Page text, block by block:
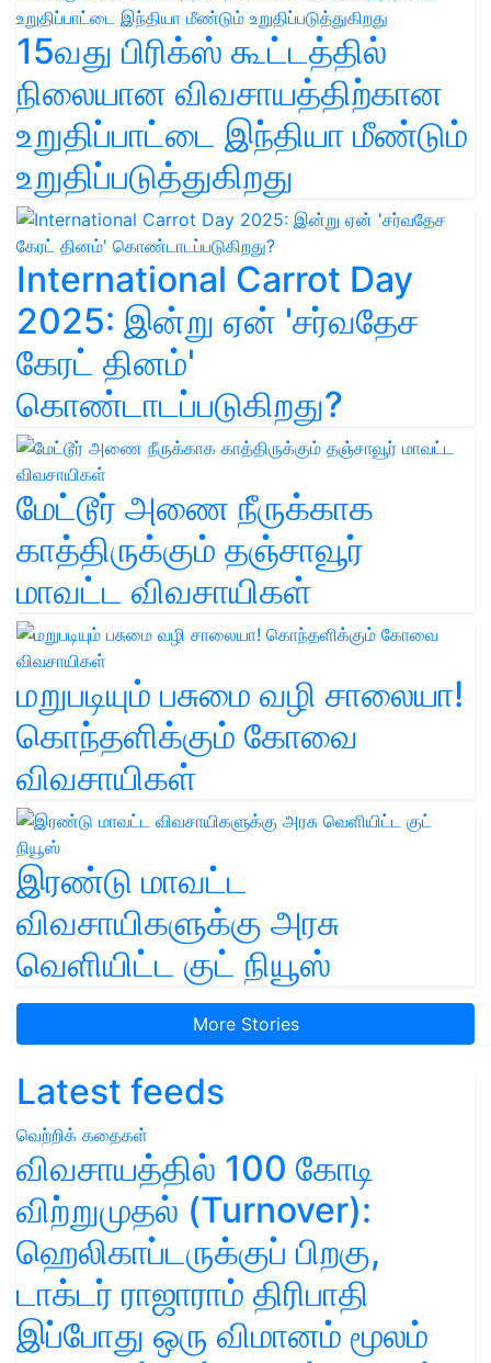
15வது பிரிக்ஸ் கூட்டத்தில்
நிலையான விவசாயத்திற்கான
உறுதிப்பாட்டை இந்தியா மீண்டும்
உறுதிப்படுத்துகிறது
International Carrot Day
2025: இன்று ஏன் 'சர்வதேச
கேரட் தினம்'
கொண்டாடப்படுகிறது?
மேட்டூர் அணை நீருக்காக
காத்திருக்கும் தஞ்சாவூர்
மாவட்ட விவசாயிகள்
மறுபடியும் பசுமை வழி சாலையா!
கொந்தளிக்கும் கோவை
விவசாயிகள்
இரண்டு மாவட்ட
விவசாயிகளுக்கு அரசு
வெளியிட்ட குட் நியூஸ்
More Stories
Latest feeds
வெற்றிக் கதைகள்
விவசாயத்தில் 100 கோடி
விற்றுமுதல் (Turnover):
ஹெலிகாப்டருக்குப் பிறகு,
டாக்டர் ராஜாராம் திரிபாதி
இப்போது ஒரு விமானம் மூலம்